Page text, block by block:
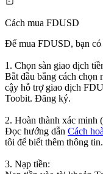
Cách mua FDUSD
Để mua FDUSD, bạn có
1. Chọn sàn giao dịch
Bắt đầu bằng cách chọn
cậy hỗ trợ giao dịch
Toobit. Đăng ký.
2. Hoàn thành xác minh
Đọc hướng dẫn Cách
tôi để biết thêm thông tin.
3. Nạp tiền: